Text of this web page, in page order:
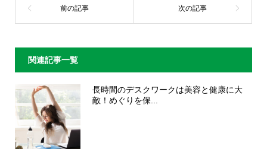
関連記事一覧
長時間のデスクワークは美容と健康に大
敵！めぐりを保...